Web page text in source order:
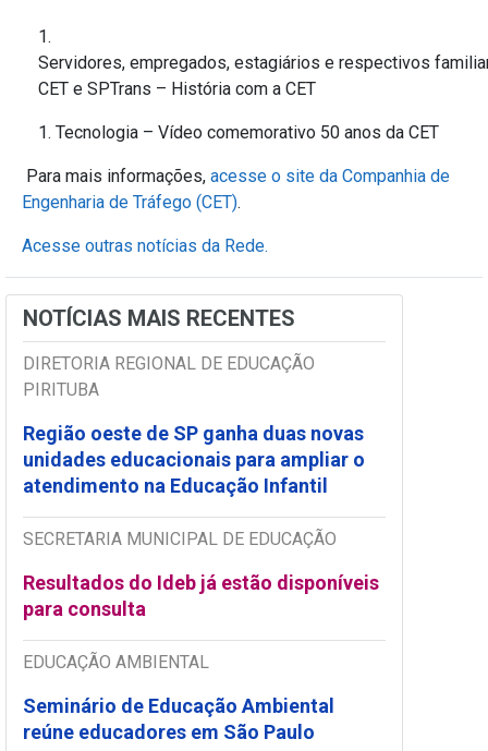
Servidores, empregados, estagiários e respectivos
CET e SPTrans – História com a CET
Tecnologia – Vídeo comemorativo 50 anos da CET
Para mais informações, acesse o site da Companhia de
Engenharia de Tráfego (CET).
Acesse outras notícias da Rede.
NOTÍCIAS MAIS RECENTES
DIRETORIA REGIONAL DE EDUCAÇÃO
PIRITUBA
Região oeste de SP ganha duas novas
unidades educacionais para ampliar o
atendimento na Educação Infantil
SECRETARIA MUNICIPAL DE EDUCAÇÃO
Resultados do Ideb já estão disponíveis
para consulta
EDUCAÇÃO AMBIENTAL
Seminário de Educação Ambiental
reúne educadores em São Paulo